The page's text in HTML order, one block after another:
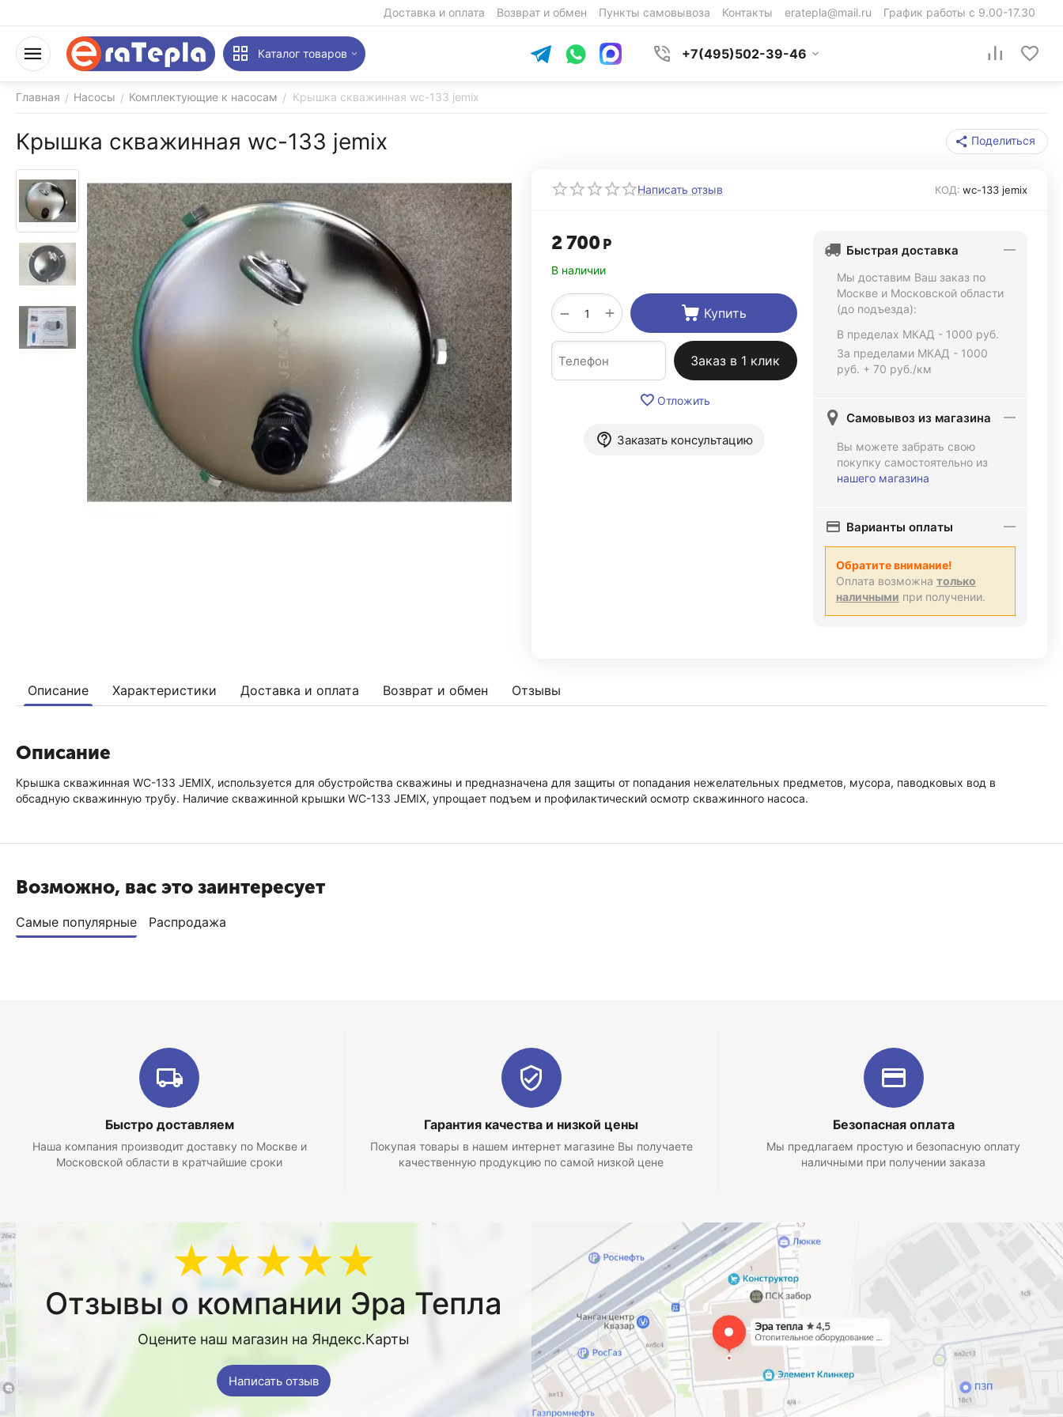
Доставка и оплата Возврат и обмен Пункты самовывоза Контакты eratepla@mail.ru График работы с 9.00-17.30
Каталог товаров +7(495)502-39-46
Главная / Насосы / Комплектующие к насосам / Крышка скважинная wc-133 jemix
Крышка скважинная wc-133 jemix Поделиться
Написать отзыв КОД: wc-133 jemix
2 700 Р
В наличии
+
− Купить
Заказ в 1 клик
Отложить
Заказать консультацию
Быстрая доставка
Мы доставим Ваш заказ по
Москве и Московской области
(до подъезда):
В пределах МКАД - 1000 руб.
За пределами МКАД - 1000
руб. + 70 руб./км
Самовывоз из магазина
Вы можете забрать свою
покупку самостоятельно из
нашего магазина
Варианты оплаты
Обратите внимание!
Оплата возможна только
наличными при получении.
Описание Характеристики Доставка и оплата Возврат и обмен Отзывы
Описание
Крышка скважинная WC-133 JEMIX, используется для обустройства скважины и предназначена для защиты от попадания нежелательных предметов, мусора, паводковых вод в
обсадную скважинную трубу. Наличие скважинной крышки WC-133 JEMIX, упрощает подъем и профилактический осмотр скважинного насоса.
Возможно, вас это заинтересует
Самые популярные Распродажа
Быстро доставляем
Наша компания производит доставку по Москве и
Московской области в кратчайшие сроки
Гарантия качества и низкой цены
Покупая товары в нашем интернет магазине Вы получаете
качественную продукцию по самой низкой цене
Безопасная оплата
Мы предлагаем простую и безопасную оплату
наличными при получении заказа
★★★★★
Отзывы о компании Эра Тепла
Оцените наш магазин на Яндекс.Карты
Написать отзыв